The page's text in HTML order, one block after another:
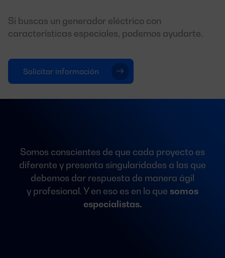
Si buscas un generador eléctrico con
características especiales, podemos ayudarte.
Solicitar información
Somos conscientes de que cada proyecto es
diferente y presenta singularidades a las que
debemos dar respuesta de manera ágil
y profesional. Y en eso es en lo que somos
especialistas.